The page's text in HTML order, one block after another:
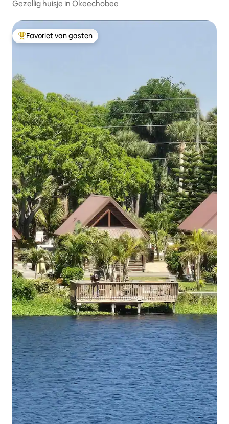
Gezellig huisje in Okeechobee
Topfavoriet van gasten
Favoriet van gasten